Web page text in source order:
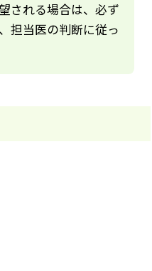
される場合は、必ず
担当医の判断に従っ